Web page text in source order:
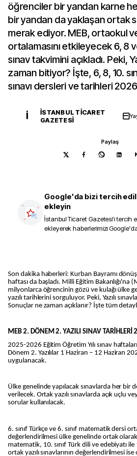
öğrenciler bir yandan karne
bir yandan da yaklaşan ortak
merak ediyor. MEB, ortaokul
ortalamasını etkileyecek 6, 8
sınav takvimini açıkladı. Peki,
zaman bitiyor? İşte, 6, 8, 10.
sınavı dersleri ve tarihleri 2026
İ
İSTANBUL TICARET
GAZETESI
Paylaş
Google'da bizi tercih
ekleyin
İstanbul Ticaret Gazetesi'i tercih
ekleyerek haberlerimizi
Son dakika haberleri: Kurban Bayramı dönüşü okullarda ortak yazılı
haftası da başladı. Milli Eğitim Bakanlığı'na
milyonlarca öğrencinin gözü ve kulağı ülke
yazılı tarihlerini sorguluyor. Peki, Yazılı
Sonuçlar ne zaman açıklanır? İşte tüm
MEB 2. DÖNEM 2. YAZILI SINAV TARİHLERİ
2025-2026 Eğitim Öğretim Yılı sınav
Dönem 2. Yazılılar 1 Haziran – 12 Haziran
uygulanacak.
Ülke genelinde yapılacak sınavlarda her bir
verilecek. Ortak yazılı sınavlarda açık uçlu
sorular kullanılacak.
6. sınıf Türkçe ve 6. sınıf matematik dersi
değerlendirilmesi ülke genelinde ortak olarak
matematik, 10. sınıf Türk dili ve edebiyatı
ortak yazılı sınavlarının değerlendirilmesi